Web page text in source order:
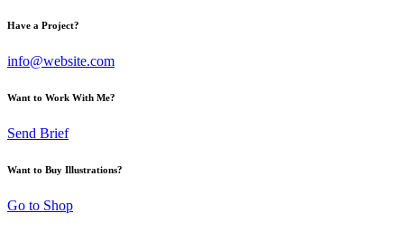
Have a Project?
info@website.com
Want to Work With Me?
Send Brief
Want to Buy Illustrations?
Go to Shop